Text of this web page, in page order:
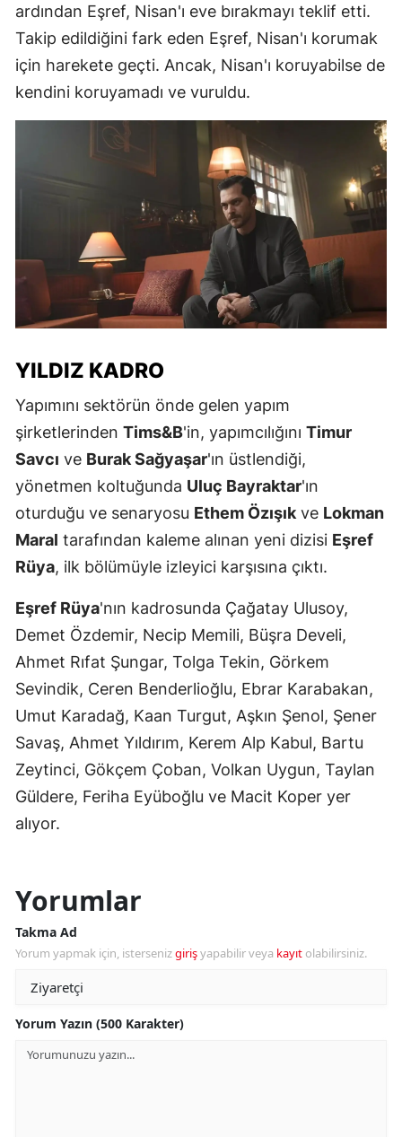
ardından Eşref, Nisan'ı eve bırakmayı teklif etti.
Takip edildiğini fark eden Eşref, Nisan'ı korumak
için harekete geçti. Ancak, Nisan'ı koruyabilse de
kendini koruyamadı ve vuruldu.
YILDIZ KADRO
Yapımını sektörün önde gelen yapım
şirketlerinden Tims&B'in, yapımcılığını Timur
Savcı ve Burak Sağyaşar'ın üstlendiği,
yönetmen koltuğunda Uluç Bayraktar'ın
oturduğu ve senaryosu Ethem Özışıkve Lokman
Maral tarafından kaleme alınan yeni dizisi Eşref
Rüya, ilk bölümüyle izleyici karşısına çıktı.
Eşref Rüya'nın kadrosunda Çağatay Ulusoy,
Demet Özdemir, Necip Memili, Büşra Develi,
Ahmet Rıfat Şungar, Tolga Tekin, Görkem
Sevindik, Ceren Benderlioğlu, Ebrar Karabakan,
Umut Karadağ, Kaan Turgut, Aşkın Şenol, Şener
Savaş, Ahmet Yıldırım, Kerem Alp Kabul, Bartu
Zeytinci, Gökçem Çoban, Volkan Uygun, Taylan
Güldere, Feriha Eyüboğlu ve Macit Koper yer
alıyor.
Yorumlar
Takma Ad
Yorum yapmak için, istersenizgirişyapabilir veya kayıt olabilirsiniz.
Yorum Yazın (500 Karakter)